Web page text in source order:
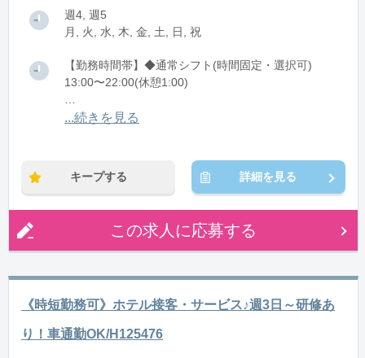
週4, 週5
月, 火, 水, 木, 金, 土, 日, 祝
【勤務時間帯】◆通常シフト(時間固定・選択可)
13:00〜22:00(休憩1:00)
※残業：0〜5時間程度/月
...続きを見る
キープする 詳細を見る
この求人に応募する
《時短勤務可》ホテル接客・サービス♪週3日～研修あ
り！車通勤OK/H125476